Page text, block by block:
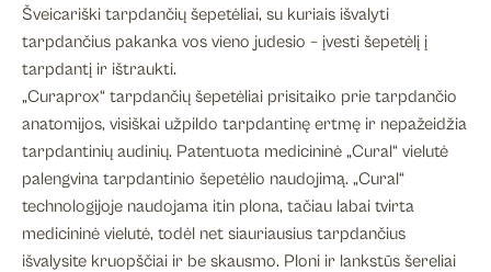
Šveicariški tarpdančių šepetėliai, su kuriais išvalyti
tarpdančius pakanka vos vieno judesio – įvesti šepetėlį į
tarpdantį ir ištraukti.
„Curaprox“ tarpdančių šepetėliai prisitaiko prie tarpdančio
anatomijos, visiškai užpildo tarpdantinę ertmę ir nepažeidžia
tarpdantinių audinių. Patentuota medicininė „Cural“ vielutė
palengvina tarpdantinio šepetėlio naudojimą. „Cural“
technologijoje naudojama itin plona, tačiau labai tvirta
medicininė vielutė, todėl net siauriausius tarpdančius
išvalysite kruopščiai ir be skausmo. Ploni ir lankstūs šereliai